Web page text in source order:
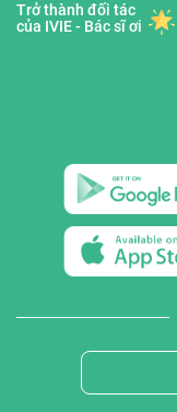
Trở thành đối tác
của IVIE - Bác sĩ ơi